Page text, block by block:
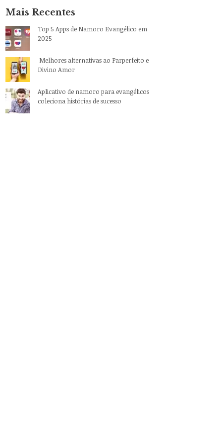
Mais Recentes
Top 5 Apps de Namoro Evangélico em
2025
Melhores alternativas ao Parperfeito e
Divino Amor
Aplicativo de namoro para evangélicos
coleciona histórias de sucesso